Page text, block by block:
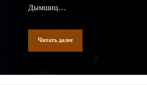
Дымшиц…
Читать далее